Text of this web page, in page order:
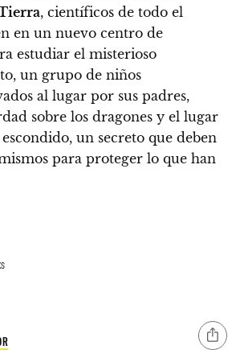
, científicos de todo el
en un nuevo centro de
estudiar el misterioso
un grupo de niños
al lugar por sus padres,
sobre los dragones y el lugar
un secreto que deben
para proteger lo que han